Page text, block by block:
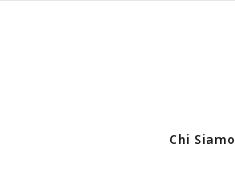
Chi Siamo